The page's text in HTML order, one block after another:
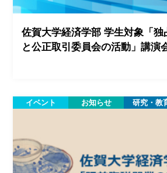
佐賀大学経済学部 学生対象「独
と公正取引委員会の活動」講演
イベント お知らせ 研究・教